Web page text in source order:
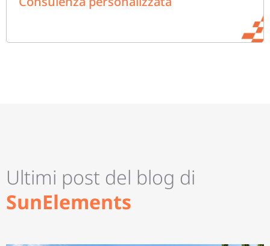
Ultimi post del blog di
SunElements